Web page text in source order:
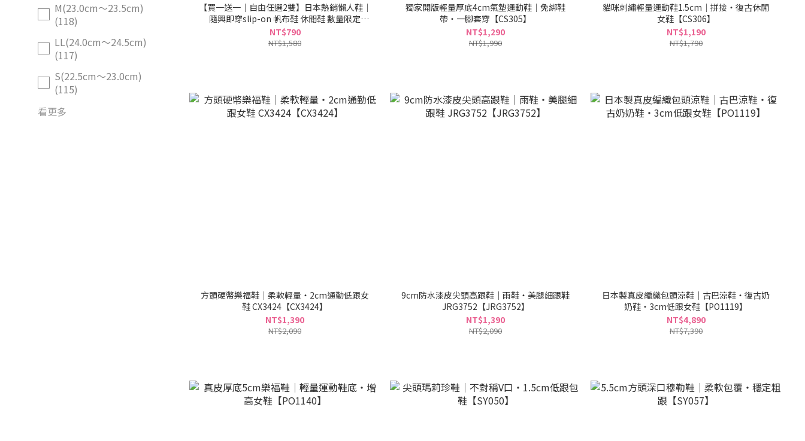
M(23.0cm～23.5cm)
(118)
LL(24.0cm～24.5cm)
(117)
S(22.5cm～23.0cm)
(115)
看更多
【買一送一｜自由任選2雙】日本熱銷懶人鞋｜
隨興即穿slip-on 帆布鞋 休閒鞋 數量限定
【FKL004】
NT$790
NT$1,580
獨家開版輕量厚底4cm氣墊運動鞋｜免綁鞋
帶・一腳套穿【CS305】
NT$1,290
NT$1,990
貓咪刺繡輕量運動鞋1.5cm｜拼接・復古休閒
女鞋【CS306】
NT$1,190
NT$1,790
方頭硬幣樂福鞋｜柔軟輕量・2cm通勤低跟女
鞋 CX3424【CX3424】
NT$1,390
NT$2,090
9cm防水漆皮尖頭高跟鞋｜雨鞋・美腿細跟鞋
JRG3752【JRG3752】
NT$1,390
NT$2,090
日本製真皮編織包頭涼鞋｜古巴涼鞋・復古奶
奶鞋・3cm低跟女鞋【PO1119】
NT$4,890
NT$7,390